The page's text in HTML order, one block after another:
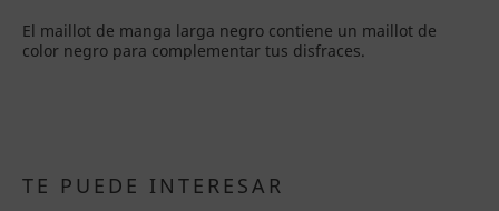
El maillot de manga larga negro contiene un maillot de
color negro para complementar tus disfraces.
TE PUEDE INTERESAR